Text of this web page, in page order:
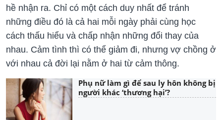
hề nhận ra. Chỉ có một cách duy nhất để tránh
những điều đó là cả hai mỗi ngày phải cùng học
cách thấu hiểu và chấp nhận những đổi thay của
nhau. Cảm tình thì có thể giảm đi, nhưng vợ chồng ở
với nhau cả đời lại nằm ở hai từ cảm thông.
Phụ nữ làm gì để sau ly hôn không bị
người khác ‘thương hại’?